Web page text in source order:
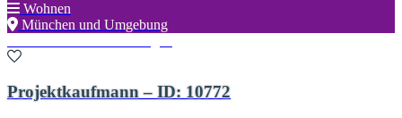
Wohnen
München und Umgebung
Projektkaufmann – ID: 10772